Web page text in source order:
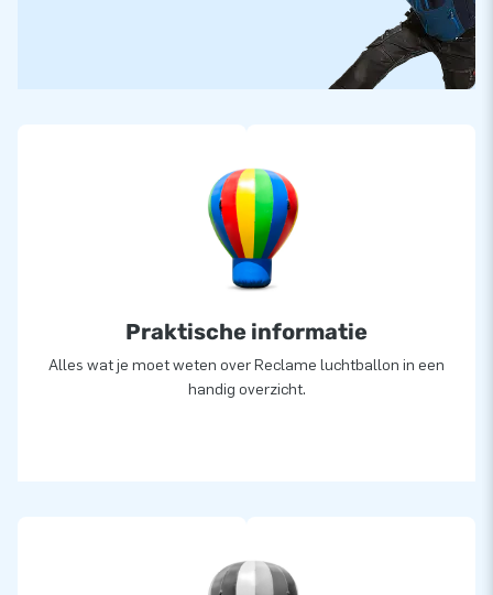
Praktische informatie
Alles wat je moet weten over Reclame luchtballon in een
handig overzicht.